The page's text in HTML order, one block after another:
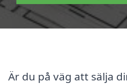
Är du på väg att sälja